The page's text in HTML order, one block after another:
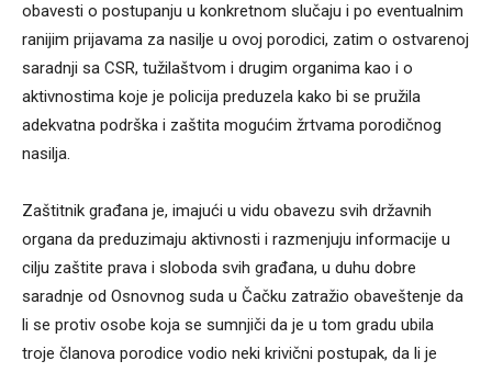
obavesti o postupanju u konkretnom slučaju i po eventualnim
ranijim prijavama za nasilje u ovoj porodici, zatim o ostvarenoj
saradnji sa CSR, tužilaštvom i drugim organima kao i o
aktivnostima koje je policija preduzela kako bi se pružila
adekvatna podrška i zaštita mogućim žrtvama porodičnog
nasilja.
Zaštitnik građana je, imajući u vidu obavezu svih državnih
organa da preduzimaju aktivnosti i razmenjuju informacije u
cilju zaštite prava i sloboda svih građana, u duhu dobre
saradnje od Osnovnog suda u Čačku zatražio obaveštenje da
li se protiv osobe koja se sumnjiči da je u tom gradu ubila
troje članova porodice vodio neki krivični postupak, da li je